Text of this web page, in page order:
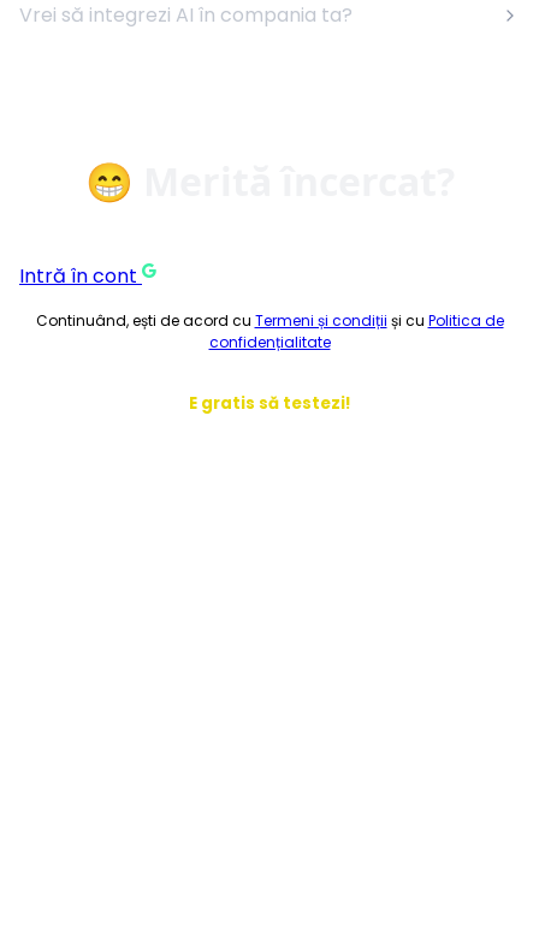
Vrei să integrezi AI în compania ta?
😁 Merită încercat?
Intră în cont
Continuând, ești de acord cu Termeni și condiții și cu Politica de
confidențialitate
E gratis să testezi!